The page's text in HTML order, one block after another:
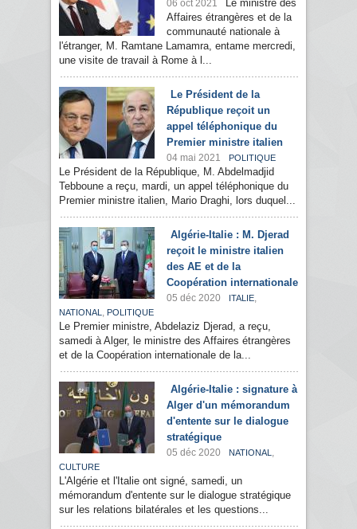
06 oct 2021
Le ministre des
Affaires étrangères et de la
communauté nationale à
l'étranger, M. Ramtane Lamamra, entame mercredi,
une visite de travail à Rome à l...
Le Président de la
République reçoit un
appel téléphonique du
Premier ministre italien
04 mai 2021 POLITIQUE
Le Président de la République, M. Abdelmadjid
Tebboune a reçu, mardi, un appel téléphonique du
Premier ministre italien, Mario Draghi, lors duquel...
Algérie-Italie : M. Djerad
reçoit le ministre italien
des AE et de la
Coopération internationale
05 déc 2020 ITALIE,
NATIONAL , POLITIQUE
Le Premier ministre, Abdelaziz Djerad, a reçu,
samedi à Alger, le ministre des Affaires étrangères
et de la Coopération internationale de la...
Algérie-Italie : signature à
Alger d'un mémorandum
d'entente sur le dialogue
stratégique
05 déc 2020 NATIONAL ,
CULTURE
L'Algérie et l'Italie ont signé, samedi, un
mémorandum d'entente sur le dialogue stratégique
sur les relations bilatérales et les questions...